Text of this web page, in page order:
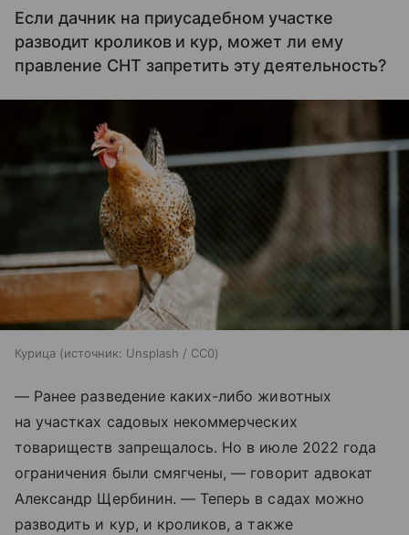
Если дачник на приусадебном участке
разводит кроликов и кур, может ли ему
правление СНТ запретить эту деятельность?
Курица источник: Unsplash / CC0
— Ранее разведение каких-либо животных
на участках садовых некоммерческих
товариществ запрещалось. Но в июле 2022 года
ограничения были смягчены, — говорит адвокат
Александр Щербинин. — Теперь в садах можно
разводить и кур, и кроликов, а также